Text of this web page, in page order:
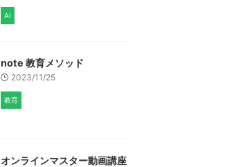
AI
note 教育メソッド
2023/11/25
教育
オンラインマスター動画講座